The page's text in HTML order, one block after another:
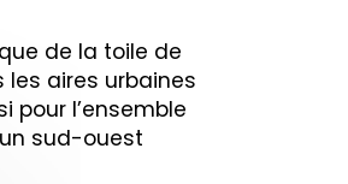
de la toile de
aires urbaines
pour l’ensemble
sud-ouest